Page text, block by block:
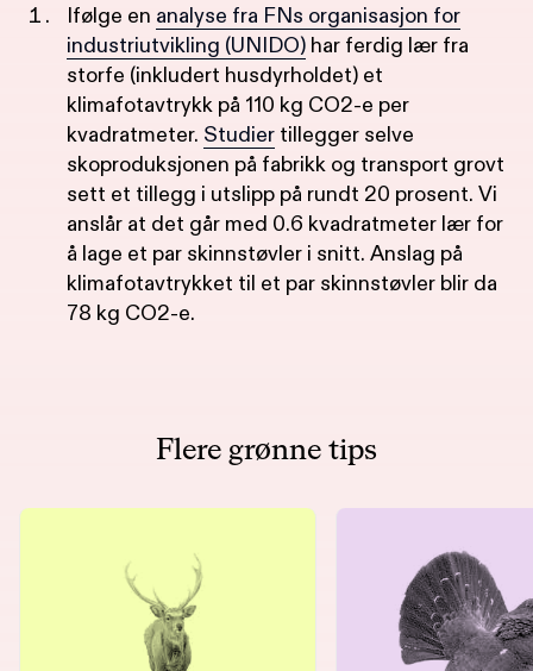
Ifølge en analyse fra FNs organisasjon for
industriutvikling (UNIDO) har ferdig lær fra
storfe (inkludert husdyrholdet) et
klimafotavtrykk på 110 kg CO2-e per
kvadratmeter. Studier tillegger selve
skoproduksjonen på fabrikk og transport grovt
sett et tillegg i utslipp på rundt 20 prosent. Vi
anslår at det går med 0.6 kvadratmeter lær for
å lage et par skinnstøvler i snitt. Anslag på
klimafotavtrykket til et par skinnstøvler blir da
78 kg CO2-e.
Flere grønne tips